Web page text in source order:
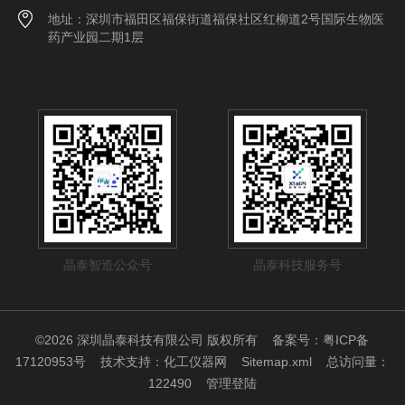
地址：深圳市福田区福保街道福保社区红柳道2号国际生物医
药产业园二期1层
晶泰科技服务号
晶泰智造公众号
©2026 深圳晶泰科技有限公司 版权所有备案号：粤ICP备
17120953号技术支持： 化工仪器网 Sitemap.xml 总访问量：
122490 管理登陆